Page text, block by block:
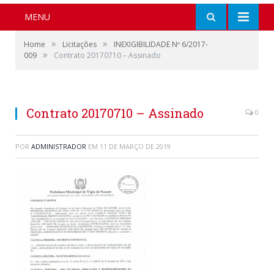
MENU
Home » Licitações »
INEXIGIBILIDADE Nº 6/2017-
009 » Contrato 20170710 – Assinado
Contrato 20170710 – Assinado 0
POR ADMINISTRADOR EM 11 DE MARÇO DE 2019